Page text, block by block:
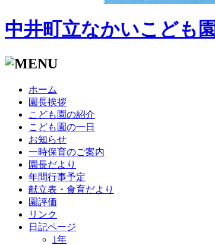
中井町立なかいこども園
ホーム
園長挨拶
こども園の紹介
こども園の一日
お知らせ
一時保育のご案内
園長だより
年間行事予定
献立表・食育だより
園評価
リンク
日記ページ
1年